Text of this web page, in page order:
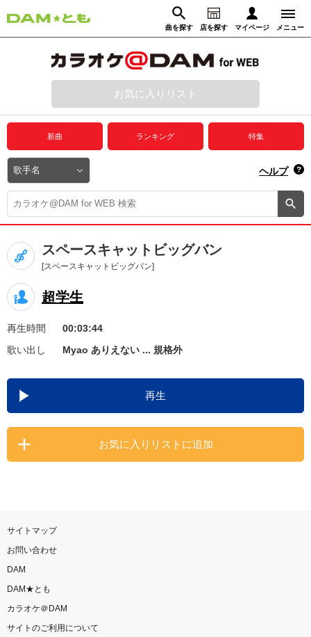
曲を探す 店を探す マイページ メニュー
動画からさがす 録音からさがす
ログイン
プレミアムサービス
DAM★とも動画
DAM★とも録音
カラオケ＠DAM
ユーザー検索
キャンペーン
お知らせ よくあるご質問
DAMの新曲・ランキングなど
カラオケ最新情報をチェック！
お気に入りリスト
新曲 ランキング 特集
ヘルプ
スペースキャットビッグバン
[スペースキャットビッグバン]
超学生
再生時間
00:03:44
歌い出し
Myao ありえない ... 規格外
再生
お気に入りリストに追加
サイトマップ
お問い合わせ
DAM
DAM★とも
カラオケ＠DAM
サイトのご利用について